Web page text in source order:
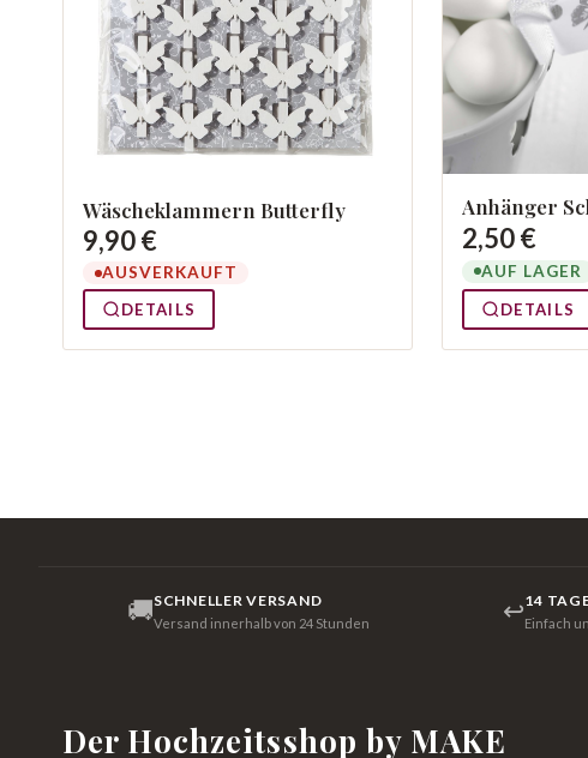
Wäscheklammern Butterfly
9,90 €
AUSVERKAUFT
DETAILS
Anhänger
2,50 €
AUF LAGER
DETAILS
🚚SCHNELLER VERSAND
Versand innerhalb von 24 Stunden ↩14
Einfach
Der Hochzeitsshop by MAKE